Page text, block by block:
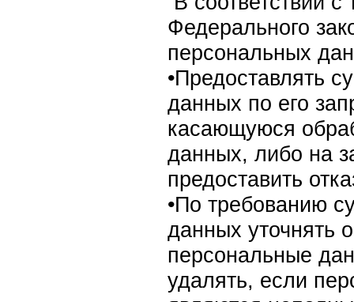
Федерального
персональных
•Предоставлять
данных по его
касающуюся
данных, либо на
предоставить
•По требованию
данных уточнять
персональные
удалять, если